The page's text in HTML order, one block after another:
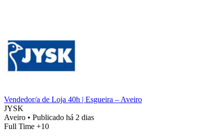
Vendedor/a de Loja 40h | Esgueira – Aveiro
JYSK
Aveiro • Publicado há 2 dias
Full Time +10